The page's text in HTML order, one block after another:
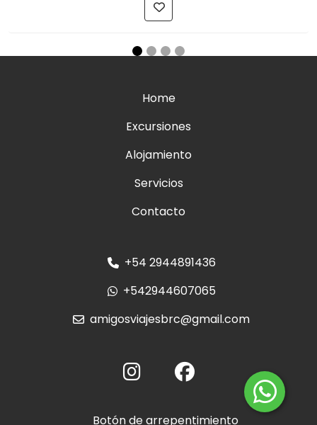
Home
Excursiones
Alojamiento
Servicios
Contacto
+54 2944891436
+542944607065
amigosviajesbrc@gmail.com
Botón de arrepentimiento